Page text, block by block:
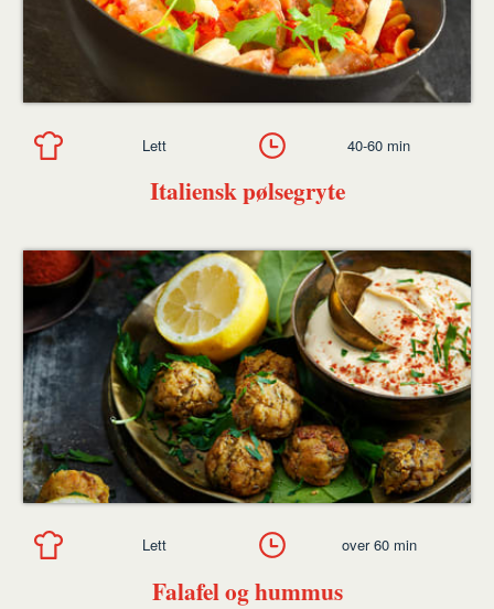
Italiensk pølsegryte
Lett 40-60 min
Falafel og hummus
Lett over 60 min